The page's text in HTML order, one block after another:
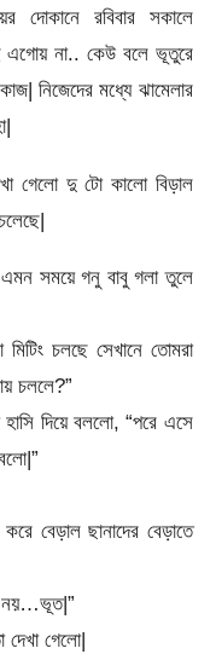
দোকানে রবিবার সকালে
না.. কেউ বলে ভূতুরে
নিজেদের মধ্যে ঝামেলার
গেলো দু টো কালো বিড়াল
এমন সময়ে গনু বাবু গলা তুলে
চলছে সেখানে তোমরা
চললে?”
দিয়ে বললো, “পরে এসে
বেড়াল ছানাদের বেড়াতে
নয়…ভূত|”
দেখা গেলো|